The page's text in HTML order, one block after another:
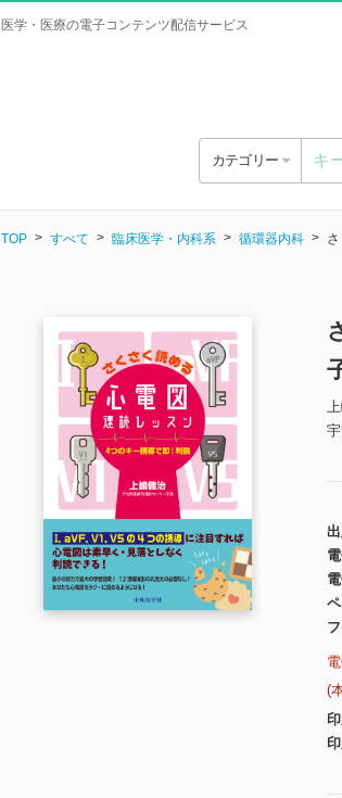
医学・医療の電子コンテンツ配信サービス
カテゴリー
TOP すべて 臨床医学・内科系 循環器内科
(